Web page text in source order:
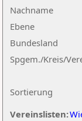
Nachname
Ebene
Sortierung
Bundesland
Spgem./Kreis/
Vereinslisten: